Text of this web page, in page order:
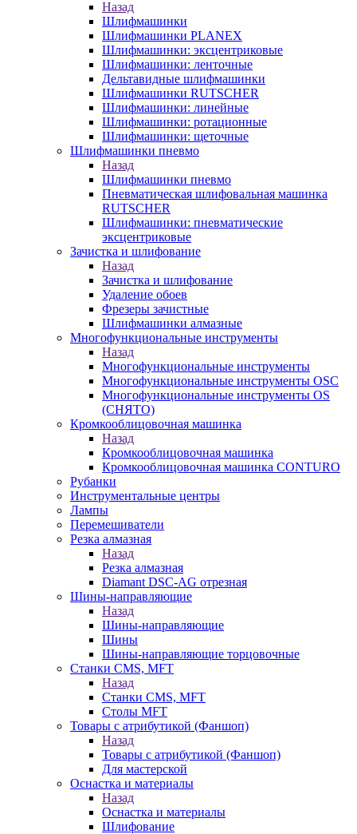
Назад
Шлифмашинки
Шлифмашинки PLANEX
Шлифмашинки: эксцентриковые
Шлифмашинки: ленточные
Дельтавидные шлифмашинки
Шлифмашинки RUTSCHER
Шлифмашинки: линейные
Шлифмашинки: ротационные
Шлифмашинки: щеточные
Шлифмашинки пневмо
Назад
Шлифмашинки пневмо
Пневматическая шлифовальная машинка
RUTSCHER
Шлифмашинки: пневматические
эксцентриковые
Зачистка и шлифование
Назад
Зачистка и шлифование
Удаление обоев
Фрезеры зачистные
Шлифмашинки алмазные
Многофункциональные инструменты
Назад
Многофункциональные инструменты
Многофункциональные инструменты OSC
Многофункциональные инструменты OS
(СНЯТО)
Кромкооблицовочная машинка
Назад
Кромкооблицовочная машинка
Кромкооблицовочная машинка CONTURO
Рубанки
Инструментальные центры
Лампы
Перемешиватели
Резка алмазная
Назад
Резка алмазная
Diamant DSC-AG отрезная
Шины-направляющие
Назад
Шины-направляющие
Шины
Шины-направляющие торцовочные
Станки CMS, MFT
Назад
Станки CMS, MFT
Столы MFT
Товары с атрибутикой (Фаншоп)
Назад
Товары с атрибутикой (Фаншоп)
Для мастерской
Оснастка и материалы
Назад
Оснастка и материалы
Шлифование